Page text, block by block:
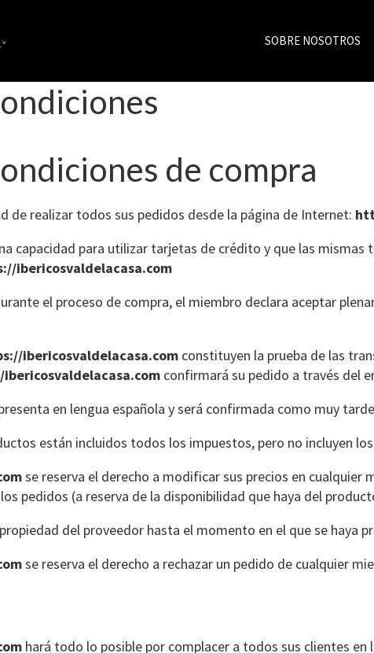
SOBRE NOSOTROS
de compra
de realizar todos sus pedidos desde la página de Internet:
capacidad para utilizar tarjetas de crédito y que las
ibericosvaldelacasa.com
el proceso de compra, el miembro declara aceptar
ibericosvaldelacasa.com constituyen la prueba de las
confirmará su pedido a través del
en lengua española y será confirmada como muy
están incluidos todos los impuestos, pero no incluyen
se reserva el derecho a modificar sus precios en
pedidos (a reserva de la disponibilidad que haya del
del proveedor hasta el momento en el que se haya
se reserva el derecho a rechazar un pedido de cualquier
hará todo lo posible por complacer a todos sus clientes en